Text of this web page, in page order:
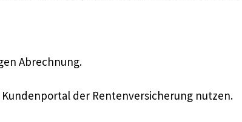
Abrechnung.
der Rentenversicherung nutzen.